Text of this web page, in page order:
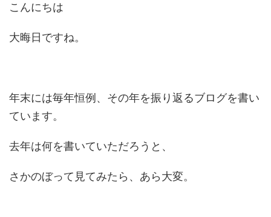
こんにちは
大晦日ですね。
年末には毎年恒例、その年を振り返るブログを書い
ています。
去年は何を書いていただろうと、
さかのぼって見てみたら、あら大変。